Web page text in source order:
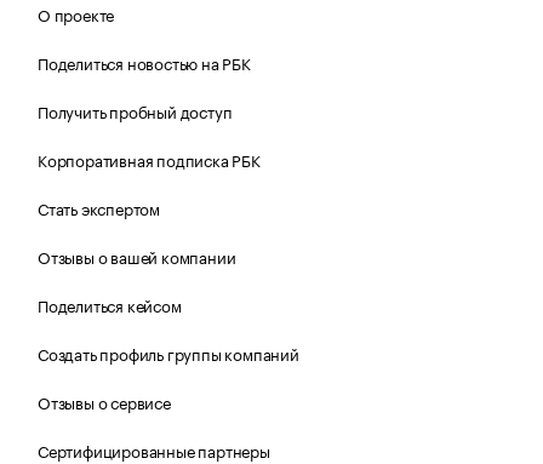
О проекте
Поделиться новостью на РБК
Получить пробный доступ
Корпоративная подписка РБК
Стать экспертом
Отзывы о вашей компании
Поделиться кейсом
Создать профиль группы компаний
Отзывы о сервисе
Сертифицированные партнеры